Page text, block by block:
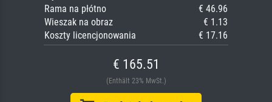
Rama na płótno
€ 46.96
Wieszak na obraz
€ 1.13
Koszty licencjonowania
€ 17.16
€ 165.51
(Enthält 23% MwSt.)